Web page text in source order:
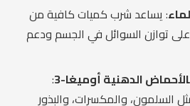
: يساعد شرب كميات كافية من
توازن السوائل في الجسم ودعم
الدهنية أوميغا-3 :
السلمون، والمكسرات، والبذور